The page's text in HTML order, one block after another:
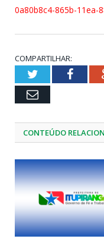
0a80b8c4-865b-11ea-
COMPARTILHAR:
Twitter
Email
CONTEÚDO